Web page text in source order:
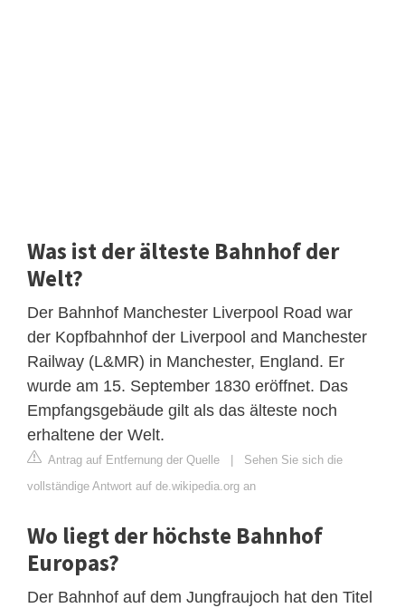
Was ist der älteste Bahnhof der
Welt?
Der Bahnhof Manchester Liverpool Road war
der Kopfbahnhof der Liverpool and Manchester
Railway (L&MR) in Manchester, England. Er
wurde am 15. September 1830 eröffnet. Das
Empfangsgebäude gilt als das älteste noch
erhaltene der Welt.
Antrag auf Entfernung der Quelle
Sehen Sie sich die
vollständige Antwort auf de.wikipedia.org an
Wo liegt der höchste Bahnhof
Europas?
Der Bahnhof auf dem Jungfraujoch hat den Titel